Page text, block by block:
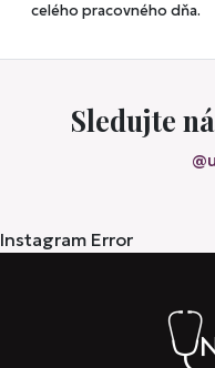
celého pracovného dňa.
Sledujte
Instagram Error